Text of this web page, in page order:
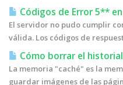
Códigos de Error 5**
El servidor no pudo cumplir
válida. Los códigos de
Cómo borrar el
La memoria "caché" es la
guardar imágenes de las